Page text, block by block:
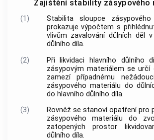
Zajištění stability zásypového
(1)
Stabilita sloupce
prokazuje výpočtem s
vlivům zavalování důlních děl
důlního díla.
(2)
Při likvidaci hlavního důlního
zásypovým materiálem se určí
zamezí případnému
zásypového materiálu do
do hlavního důlního díla.
(3)
Rovněž se stanoví opatření pro
zásypového materiálu do
zatopených prostor
důlního díla.